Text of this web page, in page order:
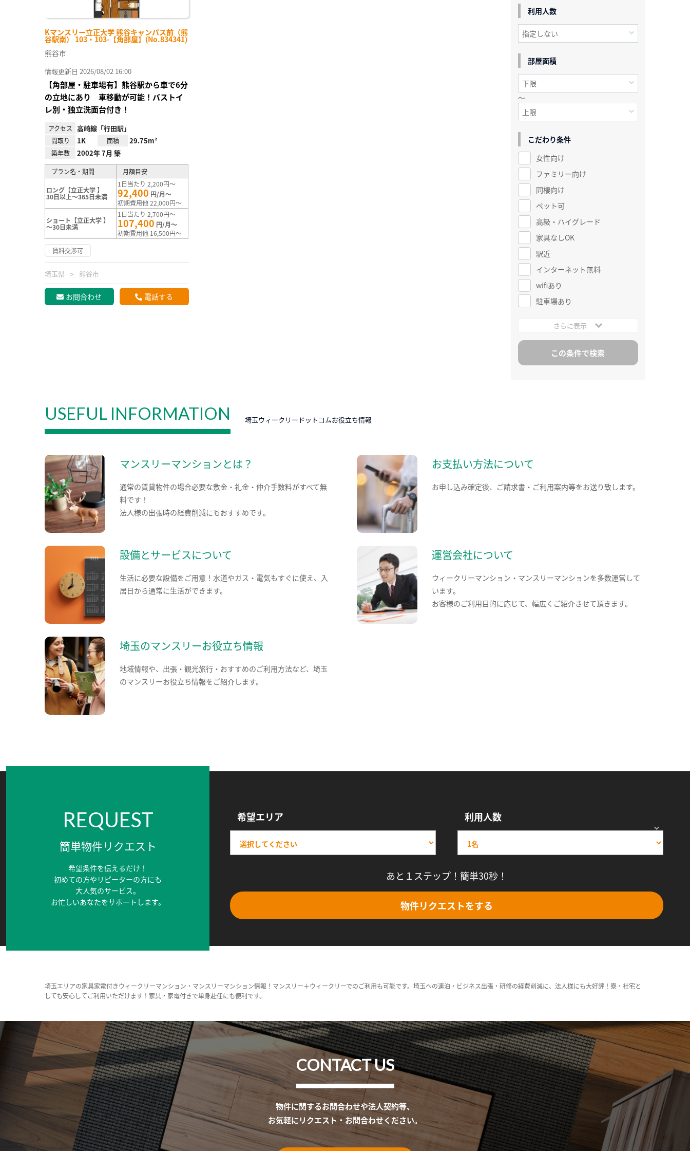
Kマンスリー立正大学 熊谷キャンパス前（熊
谷駅南） 103・103-【角部屋】(No.834341)
熊谷市
情報更新日 2026/08/02 16:00
【角部屋・駐車場有】熊谷駅から車で6分
の立地にあり 車移動が可能！バストイ
レ別・独立洗面台付き！
アクセス 高崎線「行田駅」
間取り 1K 面積 29.75m²
築年数 2002年 7月 築
プラン名・期間 月額目安
ロング【立正大学 】
30日以上～365日未満
1日当たり 2,200円～
92,400 円/月～
初期費用他 22,000円～
ショート【立正大学 】
～30日未満
1日当たり 2,700円～
107,400 円/月～
初期費用他 16,500円～
賃料交渉可
埼玉県 熊谷市
お問合わせ 電話する
利用人数
部屋面積
～
こだわり条件
女性向け
ファミリー向け
同棲向け
ペット可
高級・ハイグレード
家具なしOK
駅近
インターネット無料
wifiあり
駐車場あり
さらに表示
USEFUL INFORMATION 埼玉ウィークリードットコムお役立ち情報
マンスリーマンションとは？
通常の賃貸物件の場合必要な敷金・礼金・仲介手数料がすべて無
料です！
法人様の出張時の経費削減にもおすすめです。
お支払い方法について
お申し込み確定後、ご請求書・ご利用案内等をお送り致します。
設備とサービスについて
生活に必要な設備をご用意！水道やガス・電気もすぐに使え、入
居日から通常に生活ができます。
運営会社について
ウィークリーマンション・マンスリーマンションを多数運営して
います。
お客様のご利用目的に応じて、幅広くご紹介させて頂きます。
埼玉のマンスリーお役立ち情報
地域情報や、出張・観光旅行・おすすめのご利用方法など、埼玉
のマンスリーお役立ち情報をご紹介します。
REQUEST
簡単物件リクエスト
希望条件を伝えるだけ！
初めての方やリピーターの方にも
大人気のサービス。
お忙しいあなたをサポートします。
希望エリア 利用人数
あと１ステップ！簡単30秒！
物件リクエストをする
埼玉エリアの家具家電付きウィークリーマンション・マンスリーマンション情報！マンスリー＋ウィークリーでのご利用も可能です。埼玉への連泊・ビジネス出張・研修の経費削減に、法人様にも大好評！寮・社宅と
しても安心してご利用いただけます！家具・家電付きで単身赴任にも便利です。
CONTACT US
物件に関するお問合わせや法人契約等、
お気軽にリクエスト・お問合わせください。